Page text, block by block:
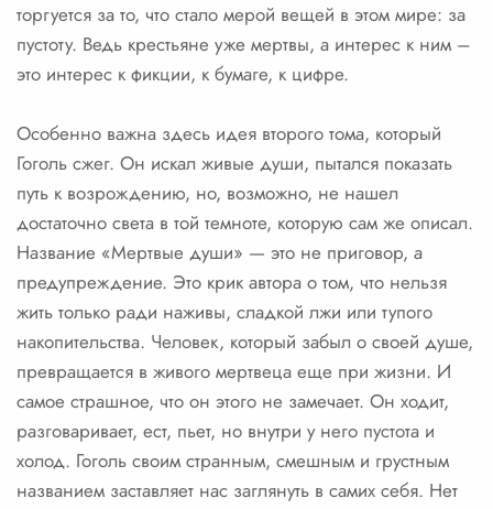
торгуется за то, что стало мерой вещей в этом мире: за
пустоту. Ведь крестьяне уже мертвы, а интерес к ним –
это интерес к фикции, к бумаге, к цифре.
Особенно важна здесь идея второго тома, который
Гоголь сжег. Он искал живые души, пытался показать
путь к возрождению, но, возможно, не нашел
достаточно света в той темноте, которую сам же описал.
Название «Мертвые души» — это не приговор, а
предупреждение. Это крик автора о том, что нельзя
жить только ради наживы, сладкой лжи или тупого
накопительства. Человек, который забыл о своей душе,
превращается в живого мертвеца еще при жизни. И
самое страшное, что он этого не замечает. Он ходит,
разговаривает, ест, пьет, но внутри у него пустота и
холод. Гоголь своим странным, смешным и грустным
названием заставляет нас заглянуть в самих себя. Нет